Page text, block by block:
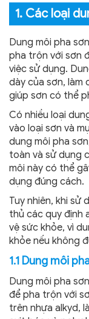
1. Các loại
Dung môi pha
pha trộn với sơn
việc sử dụng.
dày của sơn, làm
giúp sơn có thể
Có nhiều loại
vào loại sơn và
dung môi pha
toàn và sử dụng
môi này có thể
dụng đúng cách.
Tuy nhiên, khi sử
thủ các quy định
vệ sức khỏe, vì
khỏe nếu không
1.1 Dung môi
Dung môi pha
để pha trộn với
trên nhựa alkyd,